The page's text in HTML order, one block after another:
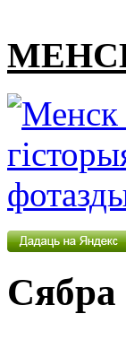
МЕНСК
Сябра